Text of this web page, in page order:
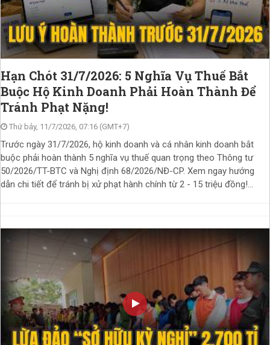
Hạn Chót 31/7/2026: 5 Nghĩa Vụ Thuế Bắt
Buộc Hộ Kinh Doanh Phải Hoàn Thành Để
Tránh Phạt Nặng!
Thứ bảy, 11/7/2026, 07:16 (GMT+7)
Trước ngày 31/7/2026, hộ kinh doanh và cá nhân kinh doanh bắt
buộc phải hoàn thành 5 nghĩa vụ thuế quan trọng theo Thông tư
50/2026/TT-BTC và Nghị định 68/2026/NĐ-CP. Xem ngay hướng
dẫn chi tiết để tránh bị xử phạt hành chính từ 2 - 15 triệu đồng!...